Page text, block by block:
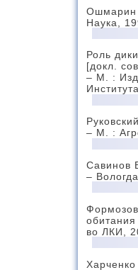
Ошмарин
Наука,
Роль
[докл.
– М. :
– М. :
Савинов
–
во ЛКИ,